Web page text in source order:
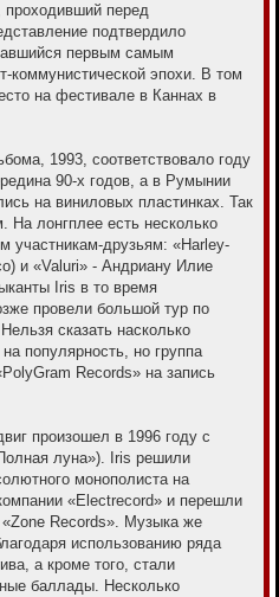
перед
подтвердило
первым самым
коммунистической эпохи. В том
на фестивале в Каннах в
1993, соответствовало году
90-х годов, а в Румынии
на виниловых пластинках. Так
На лонгплее есть несколько
участникам-друзьям: «Harley-
и «Valuri» - Андриану Илие
Iris в то время
провели большой тур по
сказать насколько
популярность, но группа
Records» на запись
произошел в 1996 году с
луна»). Iris решили
монополиста на
«Electrecord» и перешли
Records». Музыка же
использованию ряда
а кроме того, стали
баллады. Несколько